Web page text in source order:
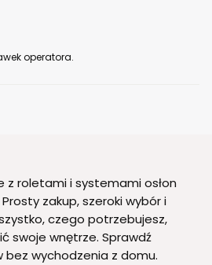
operatora.
z roletami i systemami osłon
zakup, szeroki wybór i
czego potrzebujesz,
swoje wnętrze. Sprawdź
wychodzenia z domu.